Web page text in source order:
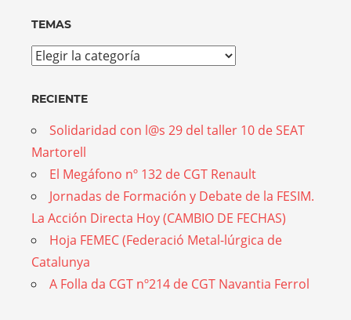
TEMAS
Temas
RECIENTE
Solidaridad con l@s 29 del taller 10 de SEAT
Martorell
El Megáfono nº 132 de CGT Renault
Jornadas de Formación y Debate de la FESIM.
La Acción Directa Hoy (CAMBIO DE FECHAS)
Hoja FEMEC (Federació Metal-lúrgica de
Catalunya
A Folla da CGT nº214 de CGT Navantia Ferrol